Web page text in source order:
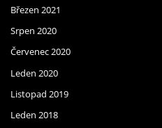
Březen 2021
Srpen 2020
Červenec 2020
Leden 2020
Listopad 2019
Leden 2018